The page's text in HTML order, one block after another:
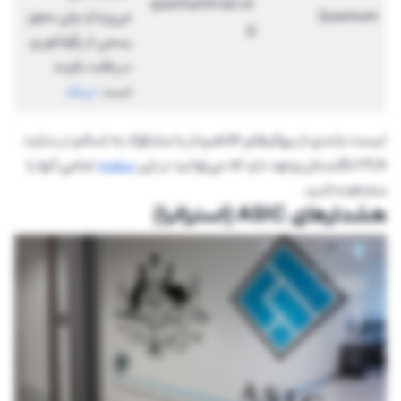
Quantum
g
می‌پردازد ولی مجوز
رسمی از رگولاتوری
دریافت نکرده
است. لینک
لیست بلندی از بروکرهای کلاهبردار یا مشکوک به اسکم در سایت
FCA انگلستان وجود دارد که می‌توانید در این
صفحهتمامی آنها را
مشاهده کنید.
هشدارهای ASIC (استرالیا)